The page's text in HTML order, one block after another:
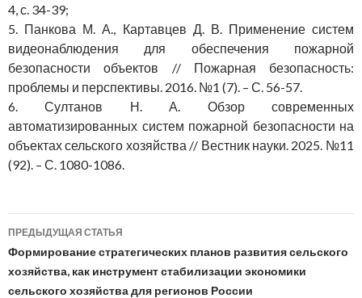
4, с. 34-39;
5. Панкова М. А., Картавцев Д. В. Применение систем
видеонаблюдения для обеспечения пожарной
безопасности объектов // Пожарная безопасность:
проблемы и перспективы. 2016. №1 (7). – С. 56-57.
6. Султанов Н. А. Обзор современных
автоматизированных систем пожарной безопасности на
объектах сельского хозяйства // Вестник науки. 2025. №11
(92). – С. 1080-1086.
Навигация
по
записям
ПРЕДЫДУЩАЯ СТАТЬЯ
Формирование стратегических планов развития сельского
хозяйства, как инструмент стабилизации экономики
сельского хозяйства для регионов России